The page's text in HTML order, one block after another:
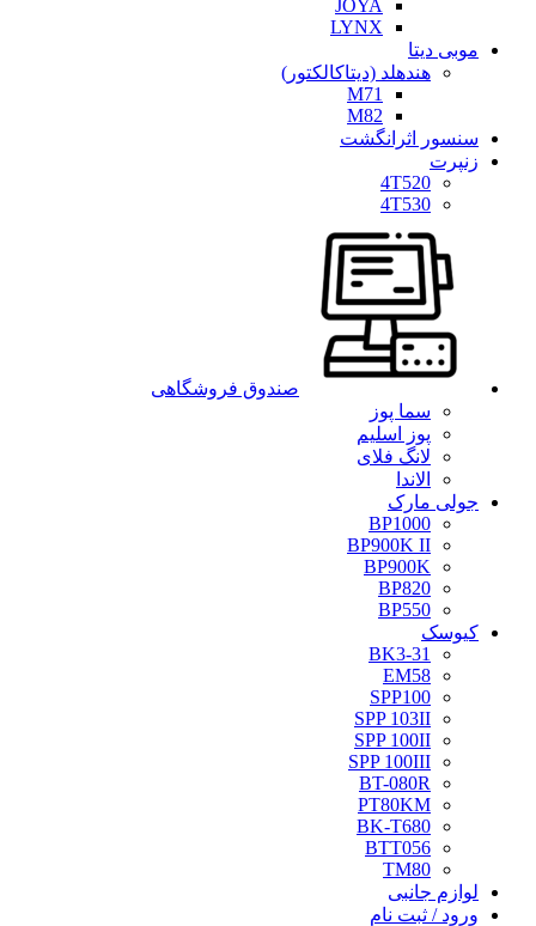
JOYA
LYNX
موبی دیتا
هندهلد (دیتاکالکتور)
M71
M82
سنسور اثرانگشت
زنپرت
4T520
4T530
صندوق فروشگاهی
سما پوز
پوز اسلیم
لانگ فلای
الاندا
جولی مارک
BP1000
BP900K II
BP900K
BP820
BP550
کیوسک
BK3-31
EM58
SPP100
SPP 103II
SPP 100II
SPP 100III
BT-080R
PT80KM
BK-T680
BTT056
TM80
لوازم جانبی
ورود / ثبت نام